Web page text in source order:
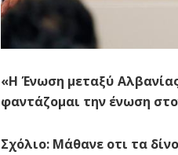
«Η Ένωση μεταξύ
φαντάζομαι την ένωση
Σχόλιο: Μάθανε οτι τα